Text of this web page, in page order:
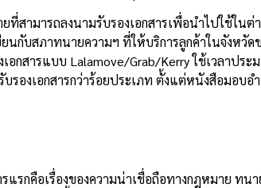
สามารถลงนามรับรองเอกสารเพื่อนำไปใช้ใ
กับสภาทนายความฯ ที่ให้บริการลูกค้าในจังหวั
สารแบบ Lalamove/Grab/Kerry ใช้เวลาประ
งเอกสารกว่าร้อยประเภท ตั้งแต่หนังสือมอบอ
แรกคือเรื่องของความน่าเชื่อถือทางกฎหมาย ท